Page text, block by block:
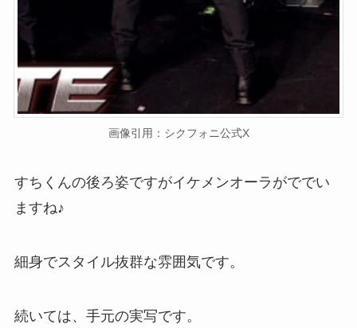
画像引用：シクフォニ公式X
すちくんの後ろ姿ですがイケメンオーラがででい
ますね♪
細身でスタイル抜群な雰囲気です。
続いては、手元の実写です。